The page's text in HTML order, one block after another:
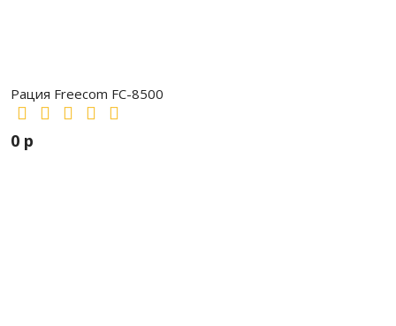
Рация Freecom FC-8500
0 р